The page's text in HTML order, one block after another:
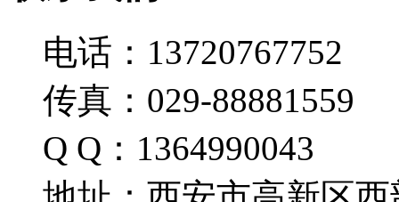
电话：13720767752
传真：029-88881559
Q Q：1364990043